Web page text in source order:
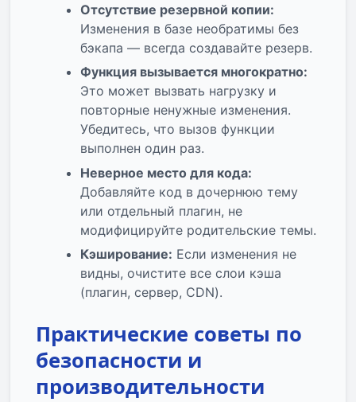
Отсутствие резервной копии:
Изменения в базе необратимы без
бэкапа — всегда создавайте резерв.
Функция вызывается многократно:
Это может вызвать нагрузку и
повторные ненужные изменения.
Убедитесь, что вызов функции
выполнен один раз.
Неверное место для кода:
Добавляйте код в дочернюю тему
или отдельный плагин, не
модифицируйте родительские темы.
Кэширование: Если изменения не
видны, очистите все слои кэша
(плагин, сервер, CDN).
Практические советы по
безопасности и
производительности